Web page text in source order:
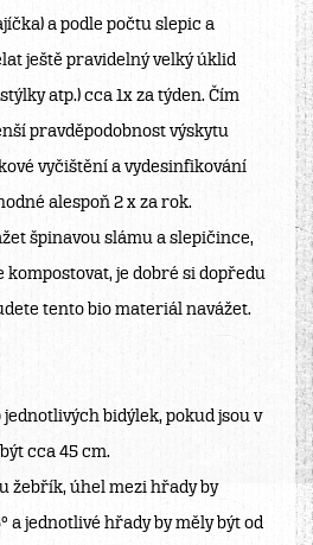
a podle počtu slepic a
ještě pravidelný velký úklid
atp.) cca 1x za týden. Čím
pravděpodobnost výskytu
vyčištění a vydesinfikování
alespoň 2 x za rok.
špinavou slámu a slepičince,
je dobré si dopředu
tento bio materiál navážet.
bidýlek, pokud jsou v
cca 45 cm.
žebřík, úhel mezi hřady by
a jednotlivé hřady by měly být od